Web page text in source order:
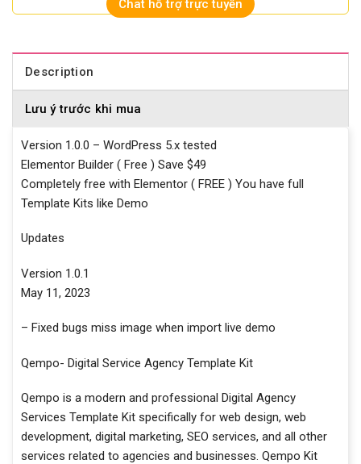
Chat hỗ trợ trực tuyến
Description
Lưu ý trước khi mua
Version 1.0.0 – WordPress 5.x tested
Elementor Builder ( Free ) Save $49
Completely free with Elementor ( FREE ) You have full
Template Kits like Demo
Updates
Version 1.0.1
May 11, 2023
– Fixed bugs miss image when import live demo
Qempo- Digital Service Agency Template Kit
Qempo is a modern and professional Digital Agency
Services Template Kit specifically for web design, web
development, digital marketing, SEO services, and all other
services related to agencies and businesses. Qempo Kit